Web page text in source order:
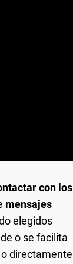
con los
mensajes
elegidos
o se facilita
o directamente